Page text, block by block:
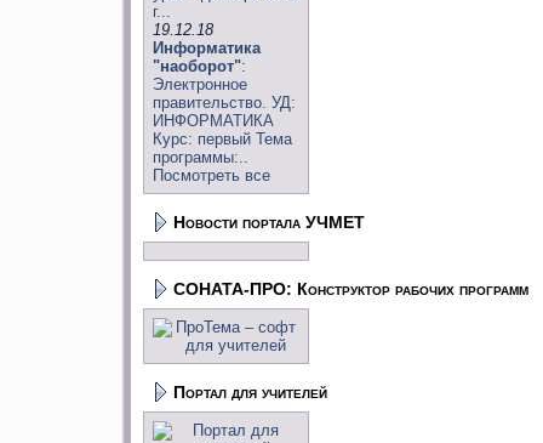
г...
19.12.18
Информатика
"наоборот":
Электронное
правительство. УД:
ИНФОРМАТИКА
Курс: первый Тема
программы:..
Посмотреть все
Новости портала УЧМЕТ
СОНАТА-ПРО: Конструктор рабочих программ
Портал для учителей